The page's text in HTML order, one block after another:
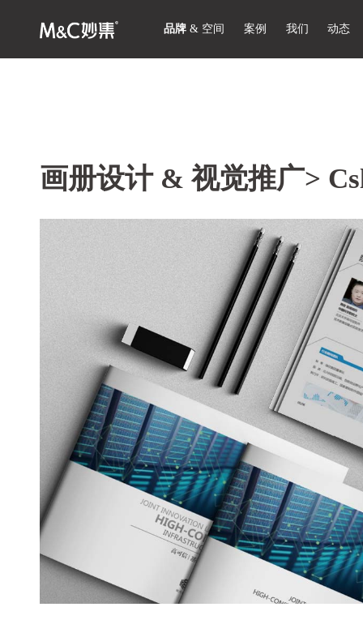
品牌 & 空间 案例 我们 动态
画册设计 & 视觉推广>